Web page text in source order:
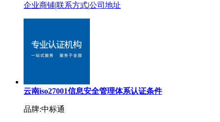
企业商铺|联系方式|公司地址
云南iso27001信息安全管理体系认证条件
品牌:中标通